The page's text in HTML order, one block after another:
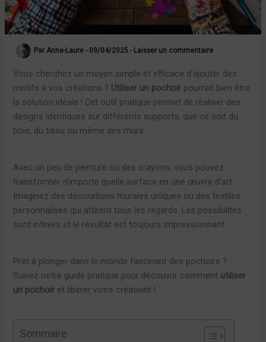
Par Anne-Laure- 09/04/2025- Laisser un commentaire
Vous cherchez un moyen simple et efficace d’ajouter des
motifs à vos créations ? Utiliser un pochoir pourrait bien être
la solution idéale ! Cet outil pratique permet de réaliser des
designs identiques sur différents supports, que ce soit du
bois, du tissu ou même des murs.
Avec un peu de peinture ou des crayons, vous pouvez
transformer n’importe quelle surface en une œuvre d’art.
Imaginez des décorations murales uniques ou des textiles
personnalisés qui attirent tous les regards. Les possibilités
sont infinies et le résultat est toujours impressionnant.
Prêt à plonger dans le monde fascinant des pochoirs ?
Suivez notre guide pratique pour découvrir comment utiliser
un pochoir et libérer votre créativité !
Sommaire